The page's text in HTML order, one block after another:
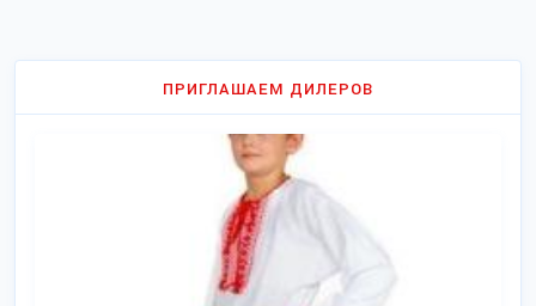
ПРИГЛАШАЕМ ДИЛЕРОВ